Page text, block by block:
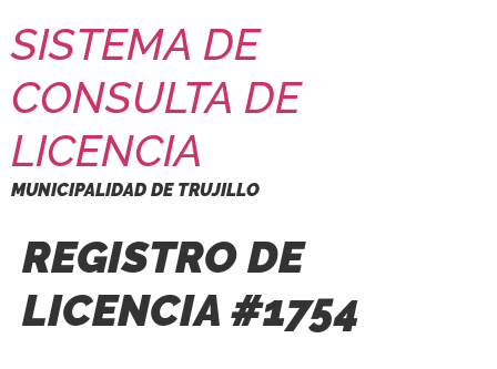
SISTEMA DE
CONSULTA DE
LICENCIA
MUNICIPALIDAD DE TRUJILLO
REGISTRO DE
LICENCIA #1754